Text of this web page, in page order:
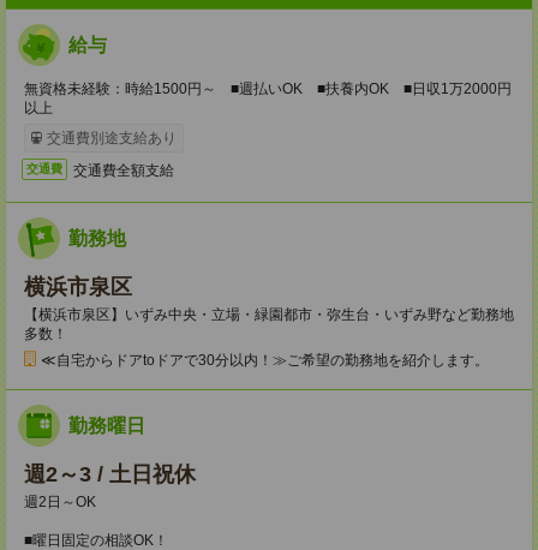
給与
無資格未経験：時給1500円～ ■週払いOK ■扶養内OK ■日収1万2000円
以上
交通費別途支給あり
交通費 交通費全額支給
勤務地
横浜市泉区
【横浜市泉区】いずみ中央・立場・緑園都市・弥生台・いずみ野など勤務地
多数！
≪自宅からドアtoドアで30分以内！≫ご希望の勤務地を紹介します。
勤務曜日
週2～3 / 土日祝休
週2日～OK
■曜日固定の相談OK！